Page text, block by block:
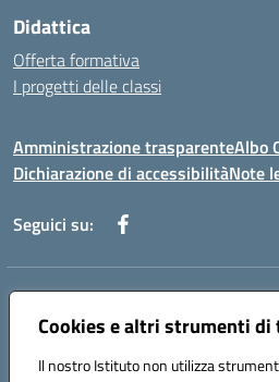
Cookies e altri strumenti di
Il nostro Istituto non utilizza
Didattica
Offerta formativa
I progetti delle classi
Amministrazione trasparenteAlbo
Dichiarazione di accessibilitàNote
Seguici su:
Indirizzo:
Centralino:+39 0965 78 12 60 Email: